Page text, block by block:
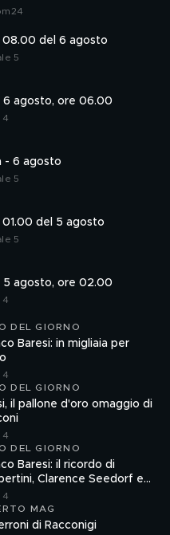
08.00 del 6 agosto
5
6 agosto, ore 06.00
4
- 6 agosto
5
01.00 del 5 agosto
5
5 agosto, ore 02.00
4
DEL GIORNO
Baresi: in migliaia per
4
DEL GIORNO
il pallone d'oro omaggio di
4
DEL GIORNO
Baresi: il ricordo di
Clarence Seedorf e
4
MAG
di Racconigi